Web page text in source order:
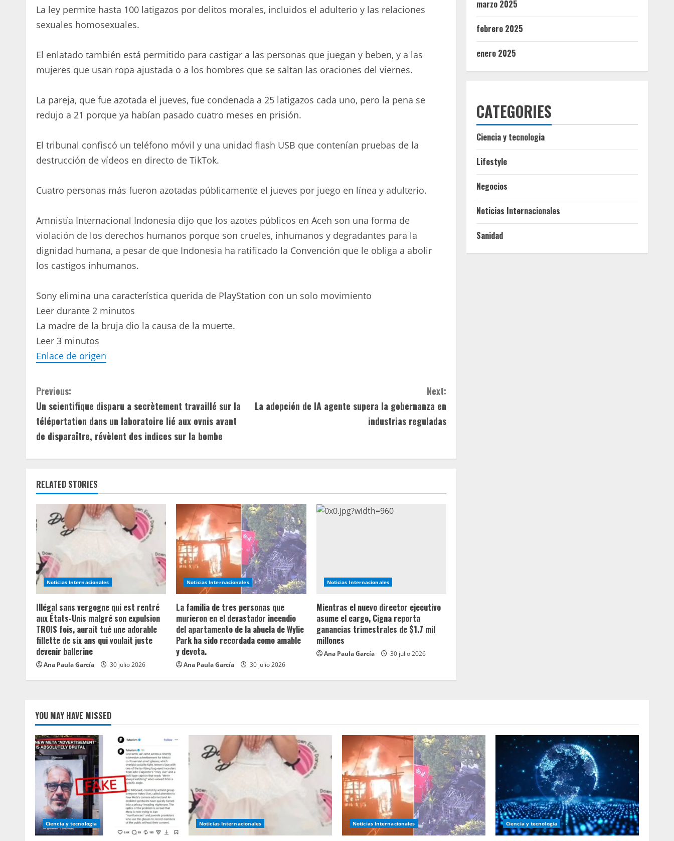
La ley permite hasta 100 latigazos por delitos morales, incluidos el adulterio y las relaciones
sexuales homosexuales.
El enlatado también está permitido para castigar a las personas que juegan y beben, y a las
mujeres que usan ropa ajustada o a los hombres que se saltan las oraciones del viernes.
La pareja, que fue azotada el jueves, fue condenada a 25 latigazos cada uno, pero la pena se
redujo a 21 porque ya habían pasado cuatro meses en prisión.
El tribunal confiscó un teléfono móvil y una unidad flash USB que contenían pruebas de la
destrucción de vídeos en directo de TikTok.
Cuatro personas más fueron azotadas públicamente el jueves por juego en línea y adulterio.
Amnistía Internacional Indonesia dijo que los azotes públicos en Aceh son una forma de
violación de los derechos humanos porque son crueles, inhumanos y degradantes para la
dignidad humana, a pesar de que Indonesia ha ratificado la Convención que le obliga a abolir
los castigos inhumanos.
Sony elimina una característica querida de PlayStation con un solo movimiento
Leer durante 2 minutos
La madre de la bruja dio la causa de la muerte.
Leer 3 minutos
Enlace de origen
C
o
n
t
i
n
u
R
e
a
d
i
n
Previous:
Un scientifique disparu a secrètement travaillé sur la
téléportation dans un laboratoire lié aux ovnis avant
de disparaître, révèlent des indices sur la bombe
Next:
La adopción de IA agente supera la gobernanza en
industrias reguladas
RELATED STORIES
Noticias Internacionales
Illégal sans vergogne qui est rentré
aux États-Unis malgré son expulsion
TROIS fois, aurait tué une adorable
fillette de six ans qui voulait juste
devenir ballerine
Ana Paula García 30 julio 2026
Noticias Internacionales
La familia de tres personas que
murieron en el devastador incendio
del apartamento de la abuela de Wylie
Park ha sido recordada como amable
y devota.
Ana Paula García 30 julio 2026
Noticias Internacionales
Mientras el nuevo director ejecutivo
asume el cargo, Cigna reporta
ganancias trimestrales de $1.7 mil
millones
Ana Paula García 30 julio 2026
marzo 2025
febrero 2025
enero 2025
CATEGORIES
Ciencia y tecnologia
Lifestyle
Negocios
Noticias Internacionales
Sanidad
YOU MAY HAVE MISSED
Ciencia y tecnologia Noticias Internacionales Noticias Internacionales Ciencia y tecnologia